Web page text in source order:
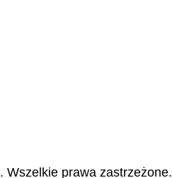
. Wszelkie prawa zastrzeżone.